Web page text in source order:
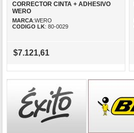
CORRECTOR CINTA + ADHESIVO
WERO
MARCA:WERO
CODIGO LK: 80-0029
$7.121,61